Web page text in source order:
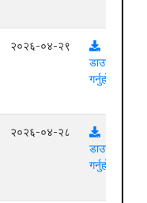
२०२६-०४-२९
डाउनलोड
गर्नुहोस्
२०२६-०४-२८
डाउनलोड
गर्नुहोस्